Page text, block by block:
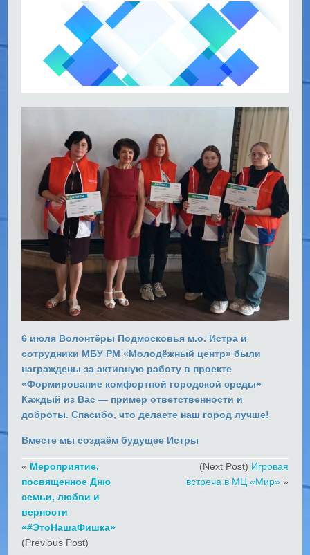
6 июля Волонтёры Подмосковья м.о. Истра и
сотрудники МБУ РМ «Молодёжный центр» были
награждены за активную работу в проекте
«Формирование комфортной городской среды»
Каждый из Вас — пример ответственности и
доброты. Спасибо, что делаете наш город лучше!
Вместе мы создаём будущее Истры
« Мероприятие,
посвященное Дню
семьи, любви и
верности
«#ЭтоНашаФишка»
(Previous Post)
(Next Post) Игровая
встреча в МЦ «Мир»»